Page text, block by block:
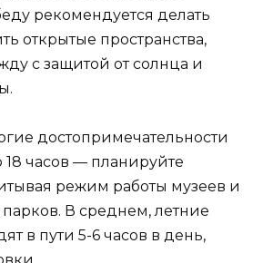
рекомендуется делать
открытые пространства,
с защитой от солнца и
достопримечательности
18 часов — планируйте
режим работы музеев и
В среднем, летние
в пути 5-6 часов в день,